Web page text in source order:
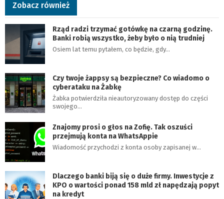
Zobacz również
Rząd radzi trzymać gotówkę na czarną godzinę.
Banki robią wszystko, żeby było o nią trudniej
Osiem lat temu pytałem, co będzie, gdy…
Czy twoje żappsy są bezpieczne? Co wiadomo o
cyberataku na Żabkę
Żabka potwierdziła nieautoryzowany dostęp do części
swojego…
Znajomy prosi o głos na Zofię. Tak oszuści
przejmują konta na WhatsAppie
Wiadomość przychodzi z konta osoby zapisanej w…
Dlaczego banki biją się o duże firmy. Inwestycje z
KPO o wartości ponad 158 mld zł napędzają popyt
na kredyt